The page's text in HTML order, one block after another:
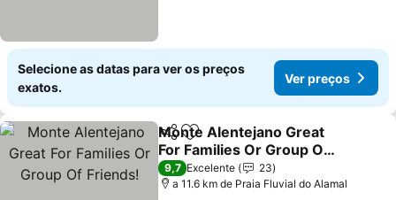
Selecione as datas para ver os preços
exatos.
Ver preços
PartilharAdicionar aos favoritos
Monte Alentejano Great
For Families Or Group Of
Friends!
9,7 Excelente
23
a 11.6 km de Praia Fluvial do Alamal